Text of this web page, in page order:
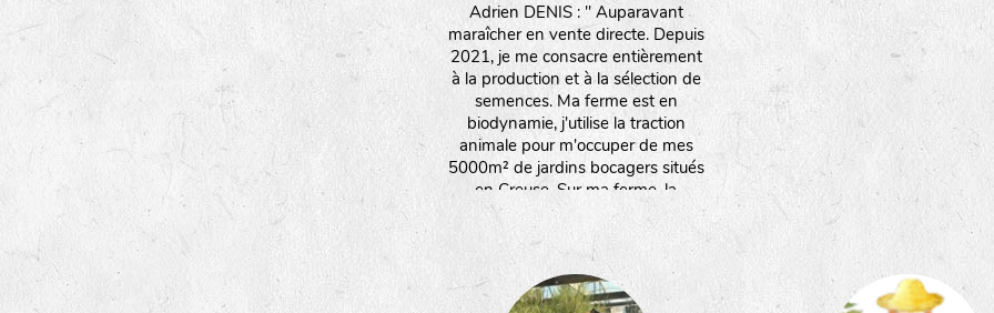
Adrien DENIS : " Auparavant
maraîcher en vente directe. Depuis
2021, je me consacre entièrement
à la production et à la sélection de
semences. Ma ferme est en
biodynamie, j'utilise la traction
animale pour m'occuper de mes
5000m² de jardins bocagers situés
en Creuse. Sur ma ferme, la
ressource en eau est limitée.Ce qui
m'oblige à réfléchir à des stratégies
d'économies d'eau,mais surtout à
adapter mes plantes au stress
hydrique."